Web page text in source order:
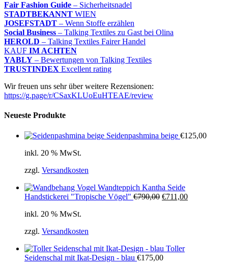
Fair Fashion Guide – Sicherheitsnadel
STADTBEKANNT WIEN
JOSEFSTADT – Wenn Stoffe erzählen
Social Business – Talking Textiles zu Gast bei Olina
HEROLD – Talking Textiles Fairer Handel
KAUF IM ACHTEN
YABLY – Bewertungen von Talking Textiles
TRUSTINDEX Excellent rating
Wir freuen uns sehr über weitere Rezensionen:
https://g.page/r/CSaxKLUoEuHTEAE/review
Neueste Produkte
Seidenpashmina beige €125,00
inkl. 20 % MwSt.
zzgl. Versandkosten
Wandteppich Kantha Seide
Handstickerei "Tropische Vögel" €790,00 Ursprünglicher
€711,00Aktueller
inkl. 20 % MwSt.
zzgl. Versandkosten
Toller
Seidenschal mit Ikat-Design - blau €175,00